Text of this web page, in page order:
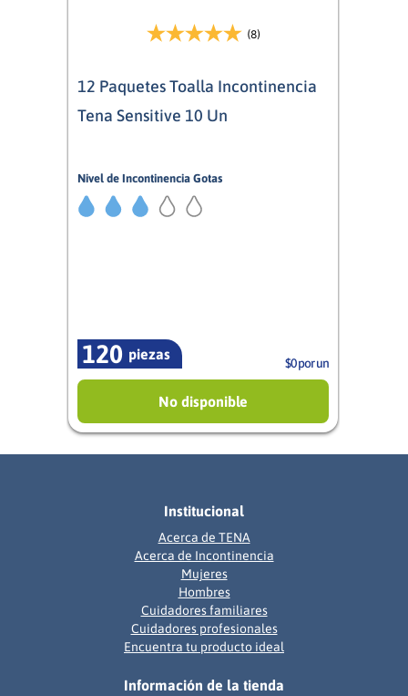
(8)
12 Paquetes Toalla Incontinencia
Tena Sensitive 10 Un
Nivel de Incontinencia Gotas
3/5
piezas
120 $0 por un
No disponible
Institucional
Acerca de TENA
Acerca de Incontinencia
Mujeres
Hombres
Cuidadores familiares
Cuidadores profesionales
Encuentra tu producto ideal
Información de la tienda